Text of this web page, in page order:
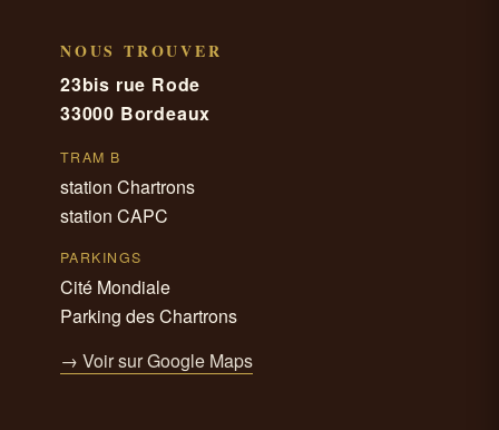
NOUS TROUVER
23bis rue Rode
33000 Bordeaux
TRAM B
station Chartrons
station CAPC
PARKINGS
Cité Mondiale
Parking des Chartrons
→ Voir sur Google Maps